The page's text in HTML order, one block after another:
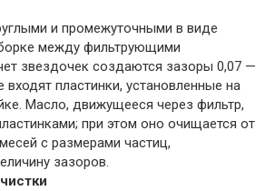
и промежуточными в виде
между фильтрующими
звездочек создаются зазоры 0,07 —
пластинки, установленные на
Масло, движущееся через фильтр,
при этом оно очищается от
с размерами частиц,
зазоров.